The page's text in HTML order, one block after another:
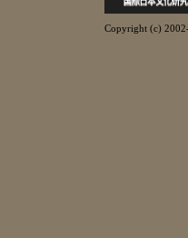
Copyright (c)